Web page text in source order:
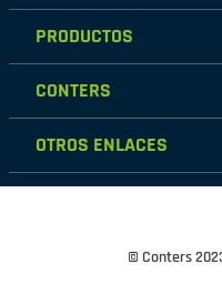
Mujer
Hombre
PRODUCTOS
Calzados
Zapatillas
CONTERS
Nosotros
Contáctanos
Tiendas
OTROS ENLACES
Políticas de
Cambios y© Conters